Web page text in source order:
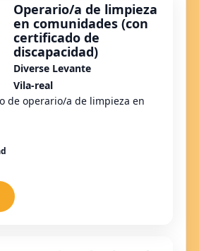
Operario/a de limpieza
en comunidades (con
certificado de
discapacidad)
Diverse Levante
Vila-real
de operario/a de limpieza en